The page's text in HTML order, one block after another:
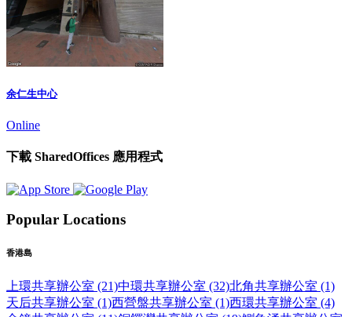
余仁生中心
Online
下載 SharedOffices 應用程式
Popular Locations
香港島
上環共享辦公室 (21)中環共享辦公室 (32)北角共享辦公室 (1)
天后共享辦公室 (1)西營盤共享辦公室 (1)西環共享辦公室 (4)